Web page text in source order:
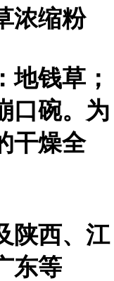
浓缩粉
地钱草；
口碗。为
干燥全
陕西、江
东等